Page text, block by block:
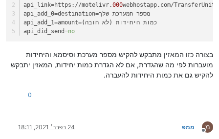
api_link=https://motelivr.000webhostapp.com/
api_add_0
=destination=מספר המערכת שלך
api_add_1
=amount=כמות היחידות (לא חובה)
api_did_send=no
בצורה כזו המאזין מתבקש להקיש מספר מערכת וסיסמא והיחידות
מועברות לפי מה שהגדרת, אם לא הגדרת כמות יחידות, המאזין יתבקש
להקיש גם את כמות היחידות להעברה.
0
מ
מנותק
ממפ 24 בפבר׳ 2021, 18:11